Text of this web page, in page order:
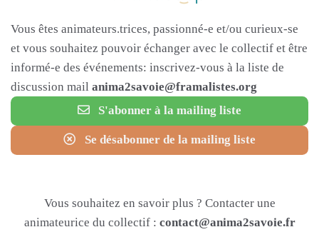
Vous êtes animateurs.trices, passionné-e et/ou curieux-se
et vous souhaitez pouvoir échanger avec le collectif et être
informé-e des événements: inscrivez-vous à la liste de
discussion mail anima2savoie@framalistes.org
S'abonner à la mailing liste
Se désabonner de la mailing liste
Vous souhaitez en savoir plus ? Contacter une
animateurice du collectif : contact@anima2savoie.fr